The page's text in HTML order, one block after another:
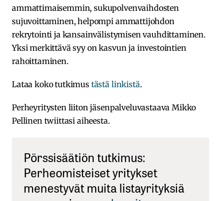
ammattimaisemmin, sukupolvenvaihdosten
sujuvoittaminen, helpompi ammattijohdon
rekrytointi ja kansainvälistymisen vauhdittaminen.
Yksi merkittävä syy on kasvun ja investointien
rahoittaminen.
Lataa koko tutkimus tästä linkistä.
Perheyritysten liiton jäsenpalveluvastaava Mikko
Pellinen twiittasi aiheesta.
Pörssisäätiön tutkimus:
Perheomisteiset yritykset
menestyvät muita listayrityksiä